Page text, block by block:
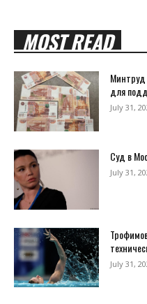
MOST READ
Минтруд
для
July 31,
Суд в
July 31,
July 31,